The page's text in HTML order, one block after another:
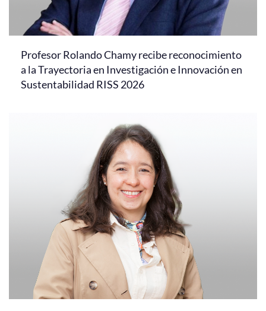
Profesor Rolando Chamy recibe reconocimiento
a la Trayectoria en Investigación e Innovación en
Sustentabilidad RISS 2026